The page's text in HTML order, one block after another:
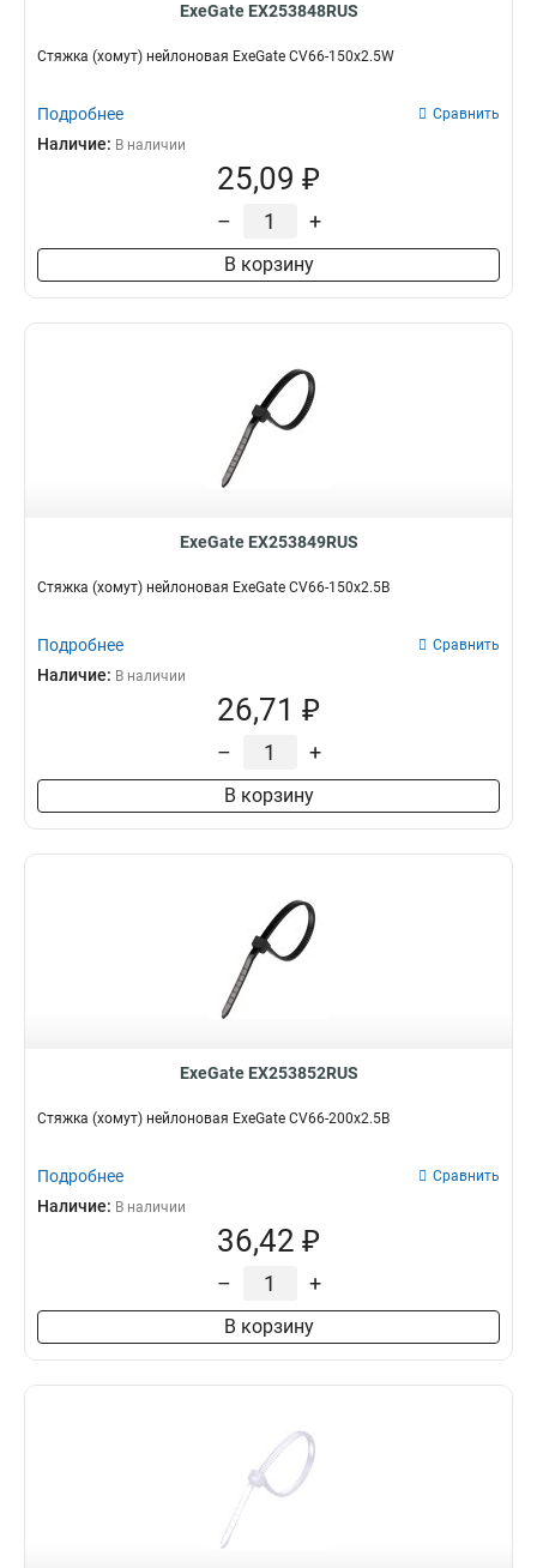
ExeGate EX253848RUS
Стяжка (хомут) нейлоновая ExeGate CV66-150x2.5W
Подробнее Сравнить
Наличие: В наличии
25,09 ₽
– +
В корзину
ExeGate EX253849RUS
Стяжка (хомут) нейлоновая ExeGate CV66-150x2.5B
Подробнее Сравнить
Наличие: В наличии
26,71 ₽
– +
В корзину
ExeGate EX253852RUS
Стяжка (хомут) нейлоновая ExeGate CV66-200x2.5B
Подробнее Сравнить
Наличие: В наличии
36,42 ₽
– +
В корзину